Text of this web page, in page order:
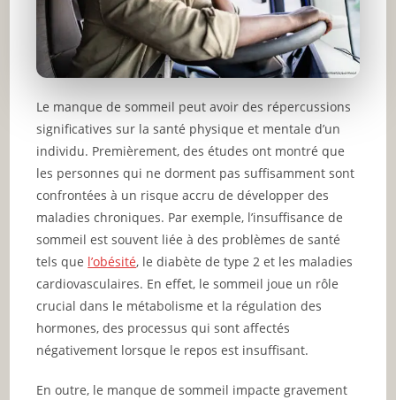
Le manque de sommeil peut avoir des répercussions
significatives sur la santé physique et mentale d’un
individu. Premièrement, des études ont montré que
les personnes qui ne dorment pas suffisamment sont
confrontées à un risque accru de développer des
maladies chroniques. Par exemple, l’insuffisance de
sommeil est souvent liée à des problèmes de santé
tels que l’obésité, le diabète de type 2 et les maladies
cardiovasculaires. En effet, le sommeil joue un rôle
crucial dans le métabolisme et la régulation des
hormones, des processus qui sont affectés
négativement lorsque le repos est insuffisant.
En outre, le manque de sommeil impacte gravement